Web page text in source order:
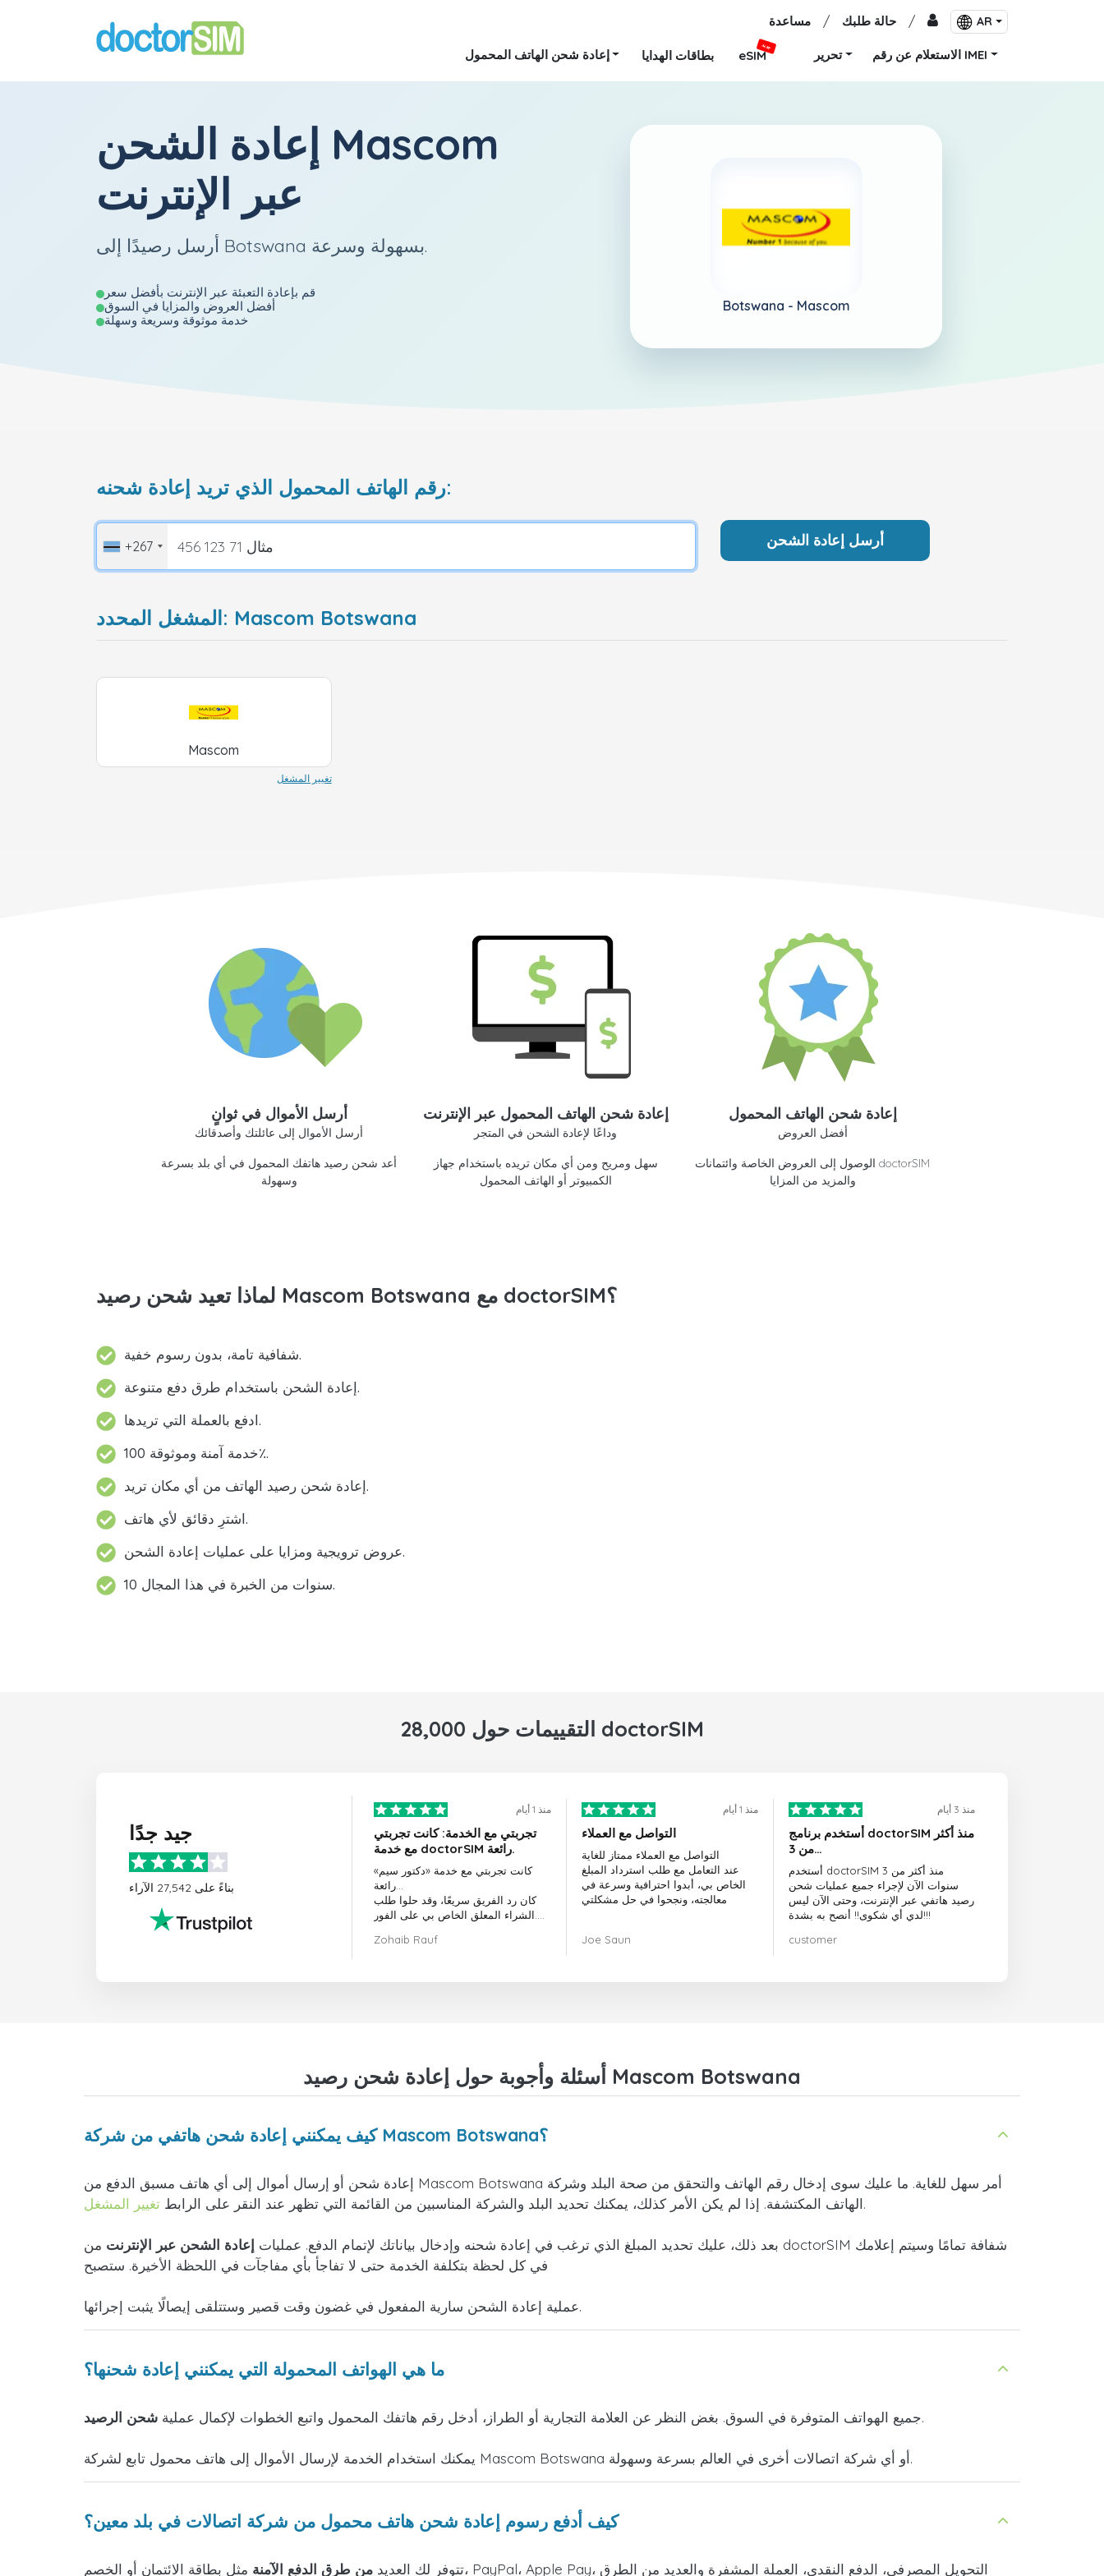
مساعدة / حالة طلبك / AR
إعادة شحن الهاتف المحمول بطاقات الهدايا eSIM
جديد
تحرير الاستعلام عن رقم IMEI
Mascom
عبر الإنترنت
أرسل رصيدًا إلى Botswana بسهولة وسرعة.
قم بإعادة التعبئة عبر الإنترنت بأفضل سعر
أفضل العروض والمزايا في السوق
خدمة موثوقة وسريعة وسهلة
Botswana - Mascom
رقم الهاتف المحمول الذي تريد إعادة شحنه:
+267 أرسل إعادة الشحن
المشغل المحدد: Mascom Botswana
Mascom
تغيير المشغل
أرسل الأموال في ثوانٍ
أرسل الأموال إلى عائلتك وأصدقائك
أعد شحن رصيد هاتفك المحمول في أي بلد بسرعة
وسهولة
إعادة شحن الهاتف المحمول عبر الإنترنت
وداعًا لإعادة الشحن في المتجر
سهل ومريح ومن أي مكان تريده باستخدام جهاز
الكمبيوتر أو الهاتف المحمول
إعادة شحن الهاتف المحمول
أفضل العروض
الوصول إلى العروض الخاصة وائتمانات doctorSIM
والمزيد من المزايا
لماذا تعيد شحن رصيد Mascom Botswana مع doctorSIM؟
شفافية تامة، بدون رسوم خفية.
إعادة الشحن باستخدام طرق دفع متنوعة.
ادفع بالعملة التي تريدها.
خدمة آمنة وموثوقة 100٪.
إعادة شحن رصيد الهاتف من أي مكان تريد.
اشترِ دقائق لأي هاتف.
عروض ترويجية ومزايا على عمليات إعادة الشحن.
10 سنوات من الخبرة في هذا المجال.
28,000 التقييمات حول doctorSIM
جيد جدًا
بناءً على 27,542 الآراء
منذ 1 أيام
تجربتي مع الخدمة: كانت تجربتي
مع خدمة doctorSIM رائعة.
كانت تجربتي مع خدمة «دكتور سيم»
كان رد الفريق سريعًا، وقد حلوا طلب
قرارًا رائعًا.
Zohaib Rauf
منذ 1 أيام
التواصل مع العملاء
التواصل مع العملاء ممتاز للغاية
عند التعامل مع طلب استرداد المبلغ
الخاص بي، أبدوا احترافية وسرعة في
معالجته، ونجحوا في حل مشكلتي
Joe Saun
منذ 3 أيام
أستخدم برنامج doctorSIM منذ أكثر
من 3…
أستخدم doctorSIM منذ أكثر من 3
سنوات الآن لإجراء جميع عمليات شحن
رصيد هاتفي عبر الإنترنت، وحتى الآن ليس
لدي أي شكوى!! أنصح به بشدة!!!
customer
أسئلة وأجوبة حول إعادة شحن رصيد Mascom Botswana
كيف يمكنني إعادة شحن هاتفي من شركة Mascom Botswana؟
إعادة شحن أو إرسال أموال إلى أي هاتف مسبق الدفع من Mascom Botswana أمر سهل للغاية. ما عليك سوى إدخال رقم الهاتف والتحقق من صحة البلد وشركة
الهاتف المكتشفة. إذا لم يكن الأمر كذلك، يمكنك تحديد البلد والشركة المناسبين من القائمة التي تظهر عند النقر على الرابط تغيير المشغل .
بعد ذلك، عليك تحديد المبلغ الذي ترغب في إعادة شحنه وإدخال بياناتك لإتمام الدفع. عمليات إعادة الشحن عبر الإنترنت من doctorSIM شفافة تمامًا وسيتم إعلامك
في كل لحظة بتكلفة الخدمة حتى لا تفاجأ بأي مفاجآت في اللحظة الأخيرة. ستصبح
عملية إعادة الشحن سارية المفعول في غضون وقت قصير وستتلقى إيصالًا يثبت إجرائها.
ما هي الهواتف المحمولة التي يمكنني إعادة شحنها؟
جميع الهواتف المتوفرة في السوق. بغض النظر عن العلامة التجارية أو الطراز، أدخل رقم هاتفك المحمول واتبع الخطوات لإكمال عملية شحن الرصيد .
يمكنك استخدام الخدمة لإرسال الأموال إلى هاتف محمول تابع لشركة Mascom Botswana أو أي شركة اتصالات أخرى في العالم بسرعة وسهولة.
كيف أدفع رسوم إعادة شحن هاتف محمول من شركة اتصالات في بلد معين؟
تتوفر لك العديد من طرق الدفع الآمنة مثل بطاقة الائتمان أو الخصم، PayPal، Apple Pay، التحويل المصرفي، الدفع النقدي، العملة المشفرة والعديد من الطرق